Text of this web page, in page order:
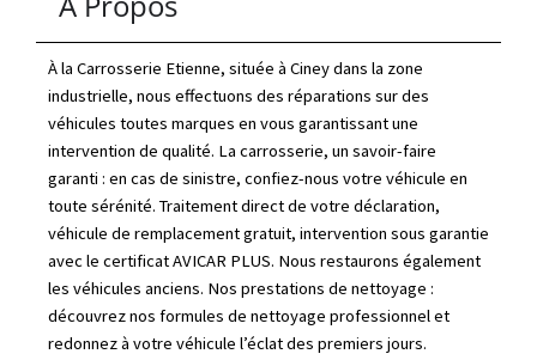
À la Carrosserie Etienne, située à Ciney dans la zone
industrielle, nous effectuons des réparations sur des
véhicules toutes marques en vous garantissant une
intervention de qualité. La carrosserie, un savoir-faire
garanti : en cas de sinistre, confiez-nous votre véhicule en
toute sérénité. Traitement direct de votre déclaration,
véhicule de remplacement gratuit, intervention sous garantie
avec le certificat AVICAR PLUS. Nous restaurons également
les véhicules anciens. Nos prestations de nettoyage :
découvrez nos formules de nettoyage professionnel et
redonnez à votre véhicule l’éclat des premiers jours.